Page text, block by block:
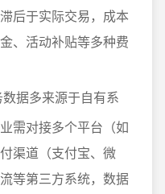
后于实际交易，成本
、活动补贴等多种费
据多来源于自有系
需对接多个平台（如
渠道（支付宝、微
等第三方系统，数据